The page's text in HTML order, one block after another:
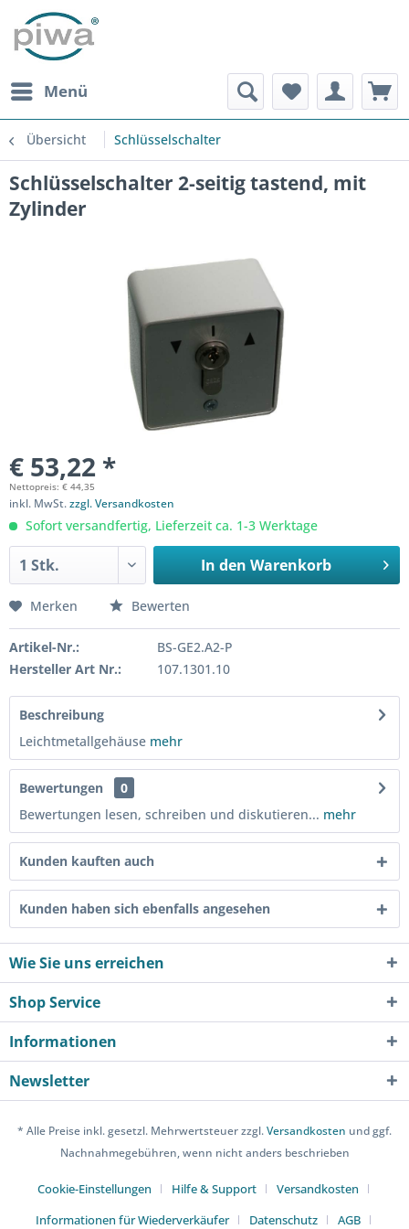
Menü
Übersicht Schlüsselschalter
Schlüsselschalter 2-seitig tastend, mit
Zylinder
€ 53,22 *
Nettopreis: € 44,35
inkl. MwSt.zzgl. Versandkosten
Sofort versandfertig, Lieferzeit ca. 1-3 Werktage
In den Warenkorb
Merken Bewerten
Artikel-Nr.:
BS-GE2.A2-P
Hersteller Art Nr.:
107.1301.10
Beschreibung
Leichtmetallgehäuse mehr
Bewertungen
0
Bewertungen lesen, schreiben und diskutieren... mehr
Kunden kauften auch
Kunden haben sich ebenfalls angesehen
Wie Sie uns erreichen
Shop Service
Informationen
Newsletter
* Alle Preise inkl. gesetzl. Mehrwertsteuer zzgl.Versandkosten und ggf.
Nachnahmegebühren, wenn nicht anders beschrieben
Cookie-Einstellungen Hilfe & Support
Versandkosten
Informationen für Wiederverkäufer
Datenschutz AGB